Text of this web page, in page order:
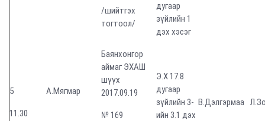
/шийтгэх
тогтоол/
дугаар
зүйлийн 1
дэх хэсэг
5
11.30
А.Мягмар
Баянхонгор
аймаг ЭХАШ
шүүх
2017.09.19
№ 169
Э.Х 17.8
дугаар
зүйлийн 3-
ийн 3.1 дэх
В.Дэлгэрмаа